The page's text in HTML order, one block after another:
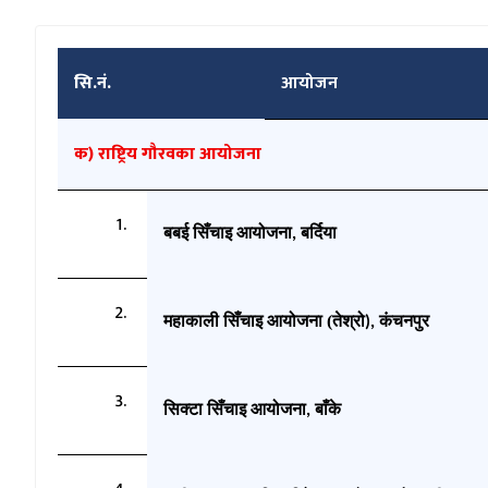
सि.नं. आयोजन
क) राष्ट्रिय गौरवका आयोजना
बबई सिँचाइ आयोजना,बर्दिया
महाकाली सिँचाइ आयोजना (तेश्रो),कंचनपुर
सिक्टा सिँचाइ आयोजना,बाँके